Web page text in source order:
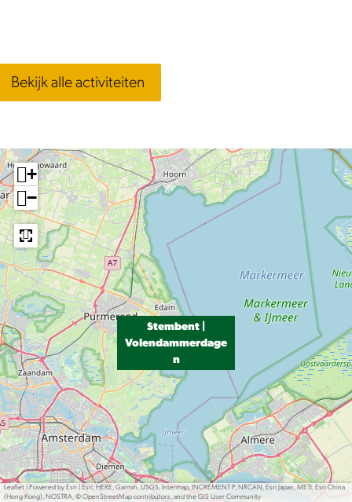
Bekijk alle activiteiten
Stembent |
Volendammerdage
n
+
−
Leaflet Powered by Esri | Esri, HERE, Garmin, USGS, Intermap, INCREMENT P, NRCAN, Esri Japan, METI, Esri China
(Hong Kong), NOSTRA, © OpenStreetMap contributors, and the GIS User Community